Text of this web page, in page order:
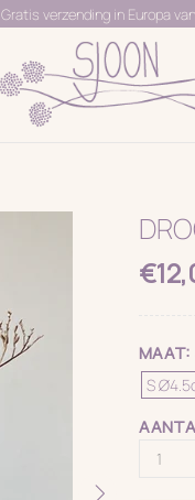
Gratis verzending in Europa
MAAT:
S